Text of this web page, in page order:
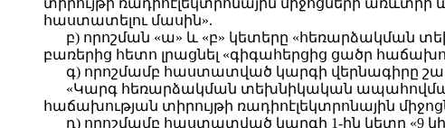
տիրույթի ռադիոէլեկտրոնային միջոցների առևտրի
հաստատելու մասին».
բ) որոշման «ա» և «բ» կետերը «հեռարձակման
բառերից հետո լրացնել «գիգահերցից ցածր
գ) որոշմամբ հաստատված կարգի վերնագիրը
«Կարգ հեռարձակման տեխնիկական ապահովման
հաճախության տիրույթի ռադիոէլեկտրոնային
դ) որոշմամբ հաստատված կարգի 1-ին կետը «9